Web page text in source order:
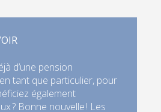
d’une pension
tant que particulier, pour
également
? Bonne nouvelle ! Les